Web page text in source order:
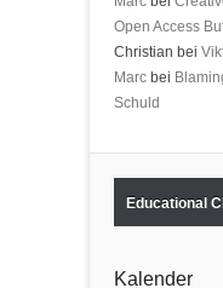
Open Access
Christian bei
Marc bei
Schuld
Educational
Kalender